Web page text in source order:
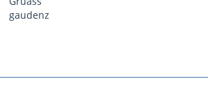
gaudenz